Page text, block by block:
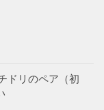
ドリのペア（初